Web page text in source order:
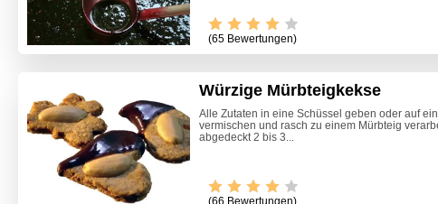
(65 Bewertungen)
Würzige Mürbteigkekse
Alle Zutaten in eine Schüssel geben oder auf
vermischen und rasch zu einem Mürbteig
abgedeckt 2 bis 3...
(66 Bewertungen)